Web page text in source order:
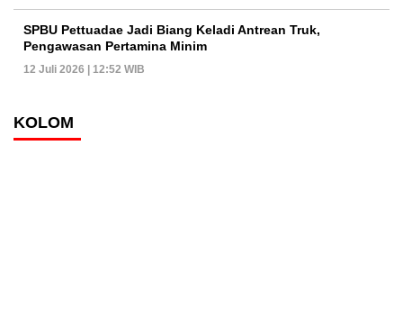
SPBU Pettuadae Jadi Biang Keladi Antrean Truk,
Pengawasan Pertamina Minim
12 Juli 2026 | 12:52 WIB
KOLOM